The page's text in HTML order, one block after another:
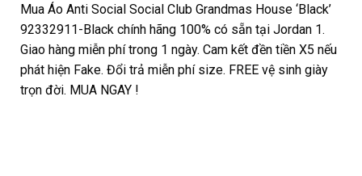
Mua Áo Anti Social Social Club Grandmas House ‘Black’
92332911-Black chính hãng 100% có sẵn tại Jordan 1.
Giao hàng miễn phí trong 1 ngày. Cam kết đền tiền X5 nếu
phát hiện Fake. Đổi trả miễn phí size. FREE vệ sinh giày
trọn đời. MUA NGAY !